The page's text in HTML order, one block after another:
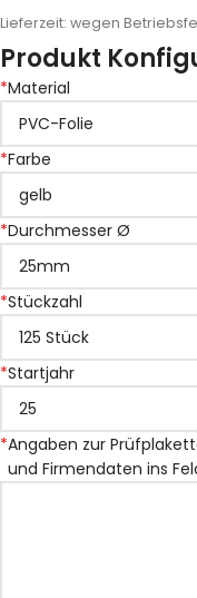
Lieferzeit: wegen
Produkt
*Material
*Farbe
*Durchmesser Ø
*Stückzahl
*Startjahr
*Angaben zur
und Firmendaten ins